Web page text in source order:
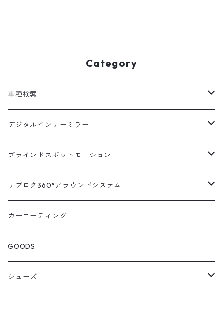
Category
車種検索
汎用
トヨタ
ハイエース200系
アルファード・ヴェルファイア30系
ニッサン
エルグランドE52系
エルグランドE51系
ホンダ
オデッセイRC系
オデッセイRB系
マツダ
ダイハツ
デジタルインナーミラー
汎用キット
車種別対応キット
トヨタ
ニッサン
オプション
交換アーム付きキット
ブラインドスポットモーション
汎用キット
車種別ミラー付セット
ON/OFFスイッチ
オプション
サブロク360°アラウンドシステム
アラウンドシステム本体
オプション
カーコーティング
GOODS
シューズ